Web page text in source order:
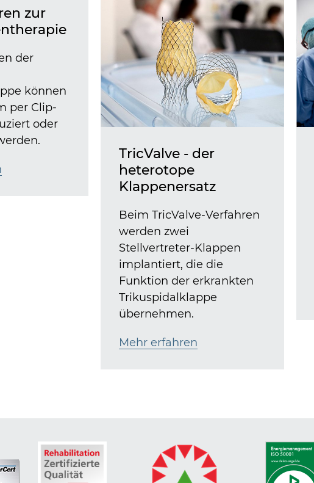
zur
der
können
per Clip-
oder
TricValve - der
heterotope
Klappenersatz
Beim TricValve-Verfahren
werden zwei
Stellvertreter-Klappen
implantiert, die die
Funktion der erkrankten
Trikuspidalklappe
übernehmen.
Mehr erfahren